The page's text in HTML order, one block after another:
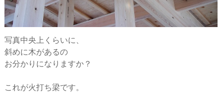
写真中央上くらいに、
斜めに木があるの
お分かりになりますか？
これが火打ち梁です。